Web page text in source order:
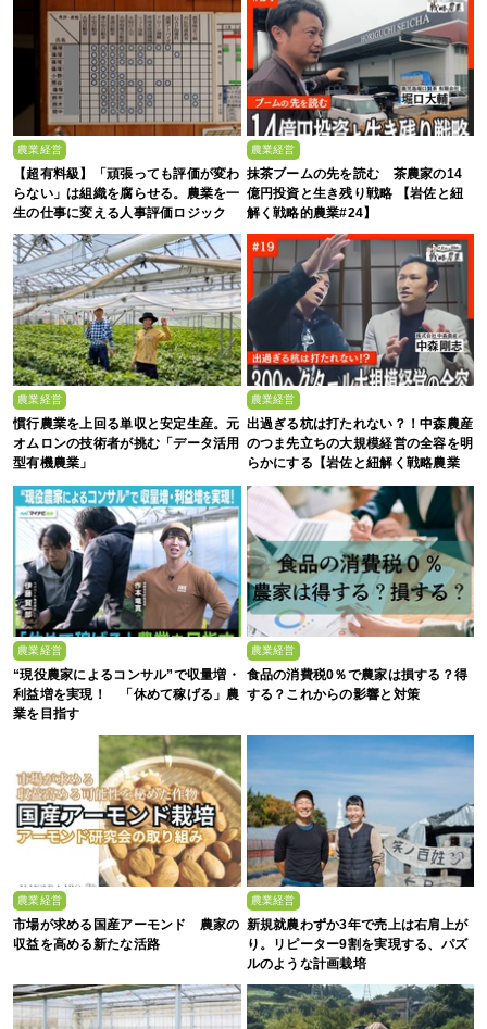
農業経営
【超有料級】「頑張っても評価が変わ
らない」は組織を腐らせる。農業を一
生の仕事に変える人事評価ロジック
農業経営
抹茶ブームの先を読む 茶農家の14
億円投資と生き残り戦略 【岩佐と紐
解く戦略的農業#24】
農業経営
慣行農業を上回る単収と安定生産。元
オムロンの技術者が挑む「データ活用
型有機農業」
農業経営
出過ぎる杭は打たれない？！中森農産
のつま先立ちの大規模経営の全容を明
らかにする【岩佐と紐解く戦略農業
農業経営
“現役農家によるコンサル”で収量増・
利益増を実現！ 「休めて稼げる」農
業を目指す
農業経営
食品の消費税0％で農家は損する？得
する？これからの影響と対策
農業経営
市場が求める国産アーモンド 農家の
収益を高める新たな活路
農業経営
新規就農わずか3年で売上は右肩上が
り。リピーター9割を実現する、パズ
ルのような計画栽培